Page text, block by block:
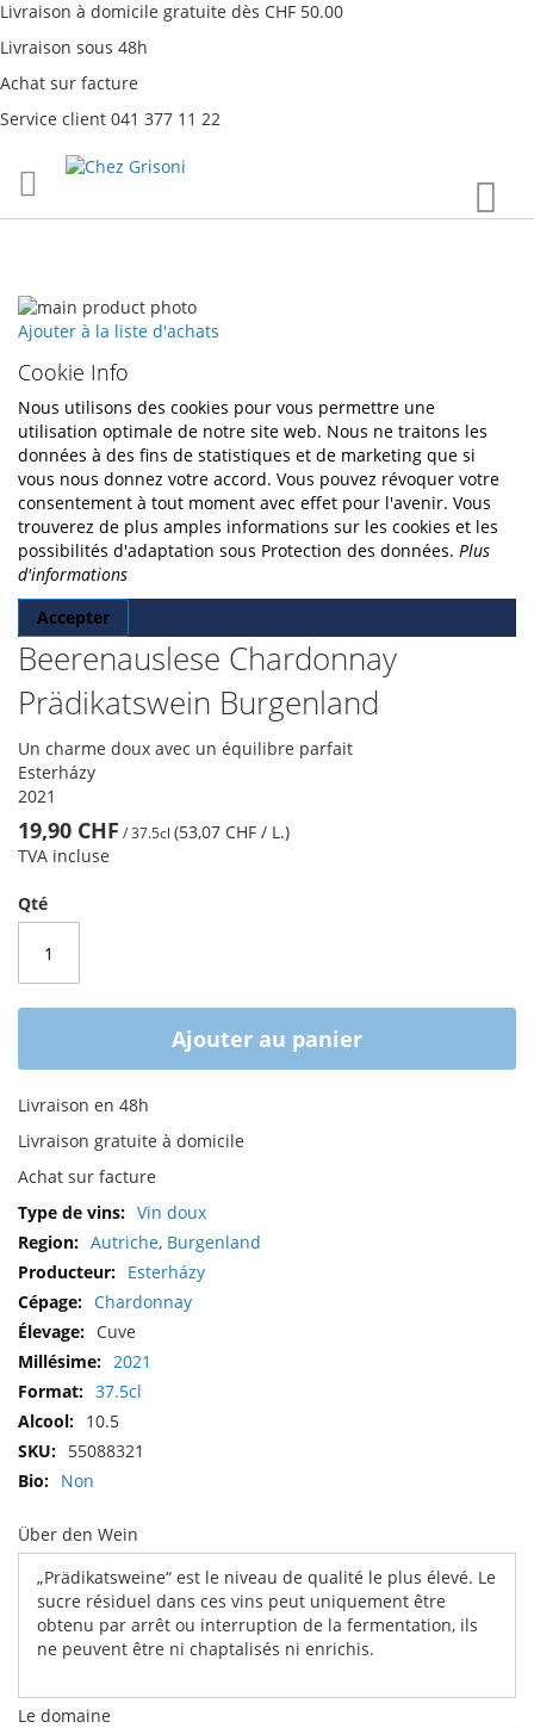
Livraison à domicile gratuite dès CHF 50.00
Livraison sous 48h
Achat sur facture
Service client 041 377 11 22
contenu
Cookie Info
Nous utilisons des cookies pour vous permettre une
utilisation optimale de notre site web. Nous ne traitons les
données à des fins de statistiques et de marketing que si
vous nous donnez votre accord. Vous pouvez révoquer votre
consentement à tout moment avec effet pour l'avenir. Vous
trouverez de plus amples informations sur les cookies et les
possibilités d'adaptation sous Protection des données. Plus
d'informations
Accepter
Beerenauslese Chardonnay
Prädikatswein Burgenland
Un charme doux avec un équilibre parfait
Esterházy
2021
19,90 CHF /37.5cl (53,07 CHF / L.)
TVA incluse
Qté
Ajouter au panier
Livraison en 48h
Livraison gratuite à domicile
Achat sur facture
Passer
à
fin
de
la
galerie
d’images
Passer
début
de
la
Galerie
d’images
Ajouter à la liste d'achats
Plus
d'infos
Vin doux
Autriche, Burgenland
Esterházy
Chardonnay
Cuve
2021
37.5cl
10.5
55088321
Non
Über den Wein
„Prädikatsweine“ est le niveau de qualité le plus élevé. Le
sucre résiduel dans ces vins peut uniquement être
obtenu par arrêt ou interruption de la fermentation, ils
ne peuvent être ni chaptalisés ni enrichis.
Le domaine